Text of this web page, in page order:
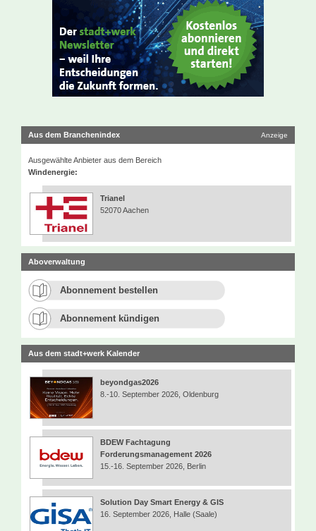
Aus dem Branchenindex Anzeige
Ausgewählte Anbieter aus dem Bereich
Windenergie:
Trianel
52070 Aachen
Aboverwaltung
Abonnement bestellen
Abonnement kündigen
Aus dem stadt+werk Kalender
beyondgas2026
8.-10. September 2026, Oldenburg
BDEW Fachtagung
Forderungsmanagement 2026
15.-16. September 2026, Berlin
Solution Day Smart Energy & GIS
16. September 2026, Halle (Saale)